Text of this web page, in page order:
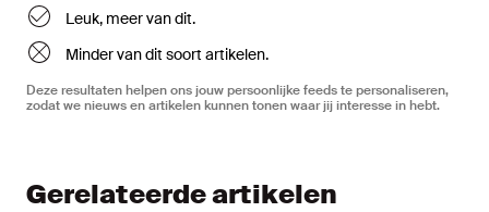
Leuk, meer van dit.
Minder van dit soort artikelen.
Deze resultaten helpen ons jouw persoonlijke feeds te personaliseren,
zodat we nieuws en artikelen kunnen tonen waar jij interesse in hebt.
Gerelateerde artikelen